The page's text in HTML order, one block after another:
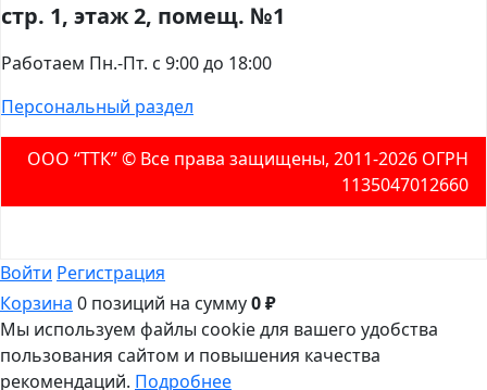
стр. 1, этаж 2, помещ. №1
Работаем Пн.-Пт. с 9:00 до 18:00
Персональный раздел
ООО “ТТК” ©️ Все права защищены, 2011-2026 ОГРН
1135047012660
Войти Регистрация
Корзина 0 позиций на сумму0 ₽
Мы используем файлы cookie для вашего удобства
пользования сайтом и повышения качества
рекомендаций. Подробнее